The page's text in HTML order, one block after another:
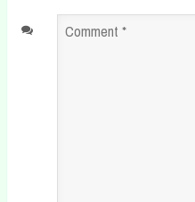
Comment